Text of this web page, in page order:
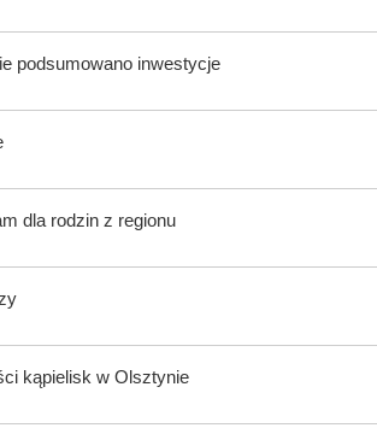
podsumowano inwestycje
dla rodzin z regionu
kąpielisk w Olsztynie